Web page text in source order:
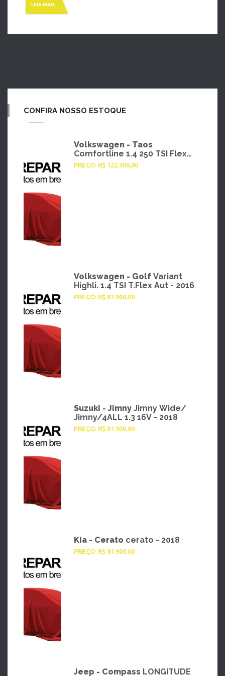
LEIA MAIS
CONFIRA NOSSO ESTOQUE
Volkswagen - Taos
Comfortline 1.4 250 TSI Flex
Aut. - 2022
PREÇO: R$ 122.900,00
Volkswagen - Golf Variant
Highli. 1.4 TSI T.Flex Aut - 2016
PREÇO: R$ 87.900,00
Suzuki - Jimny Jimny Wide/
Jimny/4ALL 1.3 16V - 2018
PREÇO: R$ 81.900,00
Kia - Cerato cerato - 2018
PREÇO: R$ 81.900,00
Jeep - Compass LONGITUDE